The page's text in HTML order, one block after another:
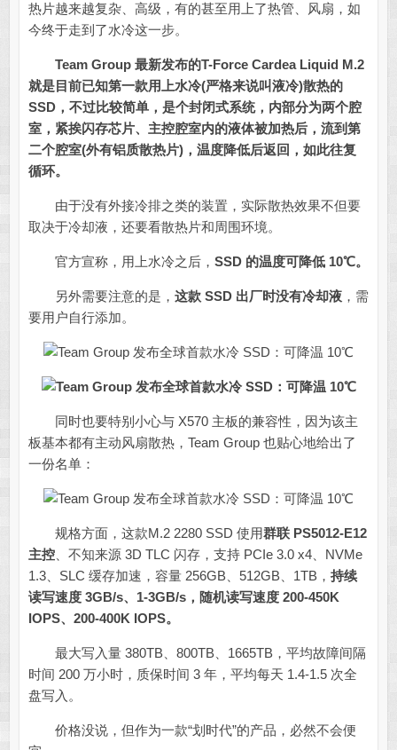
热片越来越复杂、高级，有的甚至用上了热管、风扇，如
今终于走到了水冷这一步。
Team Group 最新发布的T-Force Cardea Liquid M.2
就是目前已知第一款用上水冷(严格来说叫液冷)散热的
SSD，不过比较简单，是个封闭式系统，内部分为两个腔
室，紧挨闪存芯片、主控腔室内的液体被加热后，流到第
二个腔室(外有铝质散热片)，温度降低后返回，如此往复
循环。
由于没有外接冷排之类的装置，实际散热效果不但要
取决于冷却液，还要看散热片和周围环境。
官方宣称，用上水冷之后， SSD 的温度可降低 10℃。
另外需要注意的是， 这款 SSD 出厂时没有冷却液，需
要用户自行添加。
同时也要特别小心与 X570 主板的兼容性，因为该主
板基本都有主动风扇散热，Team Group 也贴心地给出了
一份名单：
规格方面，这款M.2 2280 SSD 使用群联 PS5012-E12
主控、不知来源 3D TLC 闪存，支持 PCIe 3.0 x4、NVMe
1.3、SLC 缓存加速，容量 256GB、512GB、1TB， 持续
读写速度 3GB/s、1-3GB/s，随机读写速度 200-450K
IOPS、200-400K IOPS。
最大写入量 380TB、800TB、1665TB，平均故障间隔
时间 200 万小时，质保时间 3 年，平均每天 1.4-1.5 次全
盘写入。
价格没说，但作为一款“划时代”的产品，必然不会便